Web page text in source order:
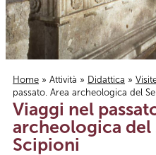
Tu sei qui
Home » Attività » Didattica »
passato. Area archeologica del
Viaggi nel
archeologica
Scipioni